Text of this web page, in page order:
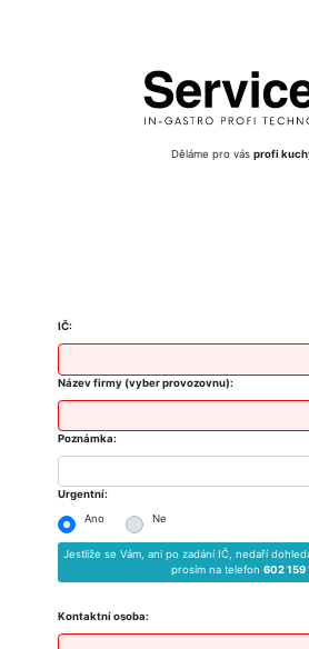
Děláme pro vás profi
IČ:
Název firmy (vyber provozovnu):
Poznámka:
Urgentní:
Ano
Ne
Jestliže se Vám, ani po zadání IČ, nedaří
prosím na telefon 602 159
Kontaktní osoba: